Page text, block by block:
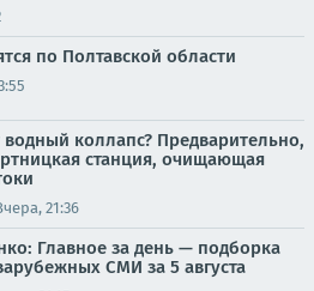
по Полтавской области
водный коллапс? Предварительно,
станция, очищающая
21:36
Главное за день — подборка
СМИ за 5 августа